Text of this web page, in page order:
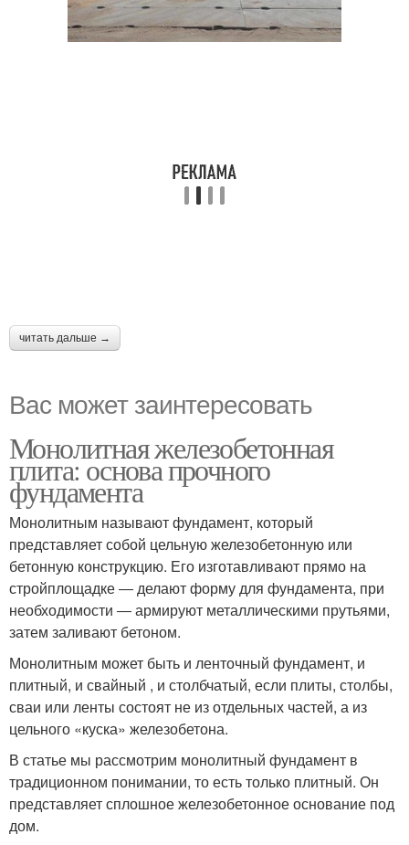
читать дальше →
Вас может заинтересовать
Монолитная железобетонная
плита: основа прочного
фундамента
Монолитным называют фундамент, который
представляет собой цельную железобетонную или
бетонную конструкцию. Его изготавливают прямо на
стройплощадке ― делают форму для фундамента, при
необходимости ― армируют металлическими прутьями,
затем заливают бетоном.
Монолитным может быть и ленточный фундамент, и
плитный, и свайный , и столбчатый, если плиты, столбы,
сваи или ленты состоят не из отдельных частей, а из
цельного «куска» железобетона.
В статье мы рассмотрим монолитный фундамент в
традиционном понимании, то есть только плитный. Он
представляет сплошное железобетонное основание под
дом.